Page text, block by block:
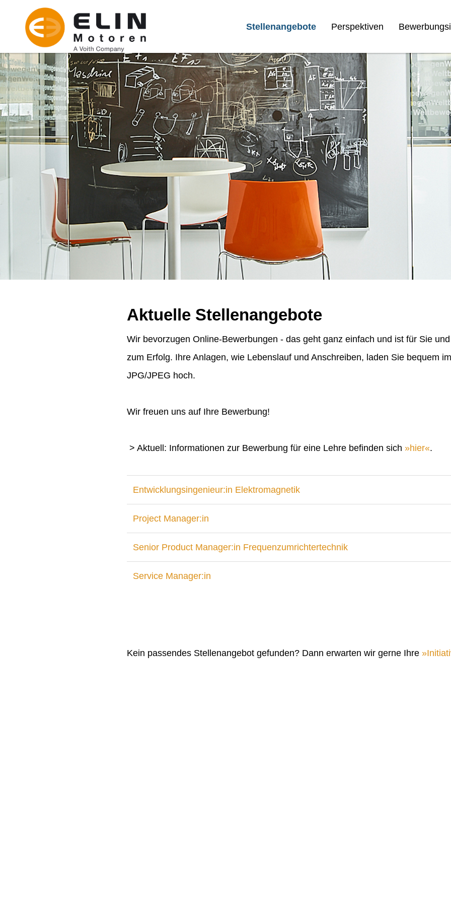
Stellenangebote Perspektiven
Aktuelle Stellenangebote
Wir bevorzugen Online-Bewerbungen - das geht ganz einfach und ist für Sie
zum Erfolg. Ihre Anlagen, wie Lebenslauf und Anschreiben, laden Sie bequem
JPG/JPEG hoch.
Wir freuen uns auf Ihre Bewerbung!
> Aktuell: Informationen zur Bewerbung für eine Lehre befinden sich hier .
Entwicklungsingenieur:in Elektromagnetik
Project Manager:in
Senior Product Manager:in Frequenzumrichtertechnik
Service Manager:in
Kein passendes Stellenangebot gefunden? Dann erwarten wir gerne Ihre